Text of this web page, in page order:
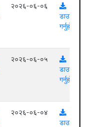
२०२६-०६-०६
डाउनलोड
गर्नुहोस्
२०२६-०६-०५
डाउनलोड
गर्नुहोस्
२०२६-०६-०४
डाउनलोड